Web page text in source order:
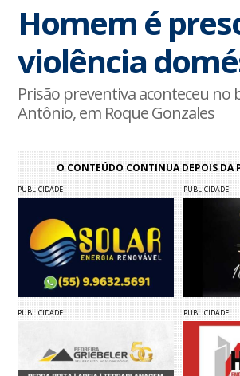
Homem é
violência
Prisão preventiva aconteceu no
Antônio, em Roque Gonzales
O CONTEÚDO CONTINUA DEPOIS DA
PUBLICIDADE PUBLICIDADE
PUBLICIDADE PUBLICIDADE